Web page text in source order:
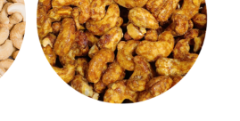
muunnelma.
Voit
tehdä
valinnat